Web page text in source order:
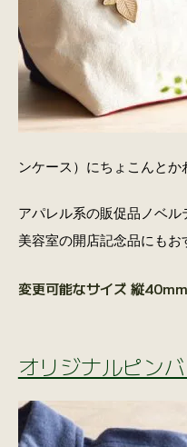
ンケース）にちょこんとか
アパレル系の販促品ノベ
美容室の開店記念品にもお
変更可能なサイズ 縦
オリジナルピン